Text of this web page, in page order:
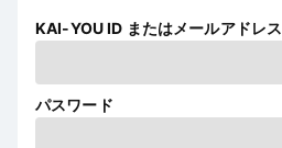
KAI-YOU ID またはメールアドレス
パスワード